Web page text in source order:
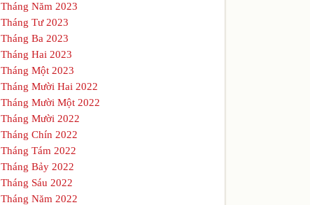
Tháng Năm 2023
Tháng Tư 2023
Tháng Ba 2023
Tháng Hai 2023
Tháng Một 2023
Tháng Mười Hai 2022
Tháng Mười Một 2022
Tháng Mười 2022
Tháng Chín 2022
Tháng Tám 2022
Tháng Bảy 2022
Tháng Sáu 2022
Tháng Năm 2022